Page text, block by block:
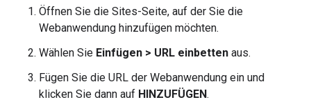
Öffnen Sie die Sites-Seite, auf der Sie die
Webanwendung hinzufügen möchten.
Wählen Sie Einfügen > URL einbetten aus.
Fügen Sie die URL der Webanwendung ein und
klicken Sie dann auf HINZUFÜGEN.